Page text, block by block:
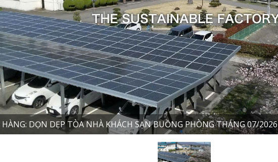
DỌN DẸP TÒA NHÀ KHÁCH SẠN BUỒNG PHÒNG THÁNG 07/2026